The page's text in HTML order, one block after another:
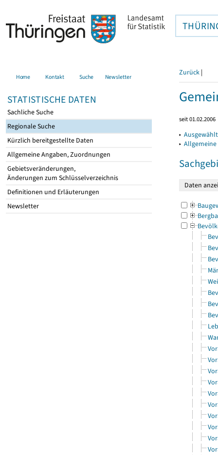
Home Kontakt Suche Newsletter
STATISTISCHE DATEN
Sachliche Suche
Regionale Suche
Kürzlich bereitgestellte Daten
Allgemeine Angaben, Zuordnungen
Gebietsveränderungen,
Änderungen zum Schlüsselverzeichnis
Definitionen und Erläuterungen
Newsletter
Zurück |
seit 01.02.2006
▸
▸